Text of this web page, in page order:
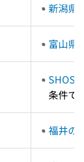
新潟県
富山県
条件で
福井の